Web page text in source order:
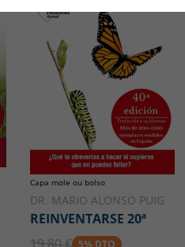
Capa mole ou bolso
DR. MARIO ALONSO PUIG
REINVENTARSE 20ª
5% DTO